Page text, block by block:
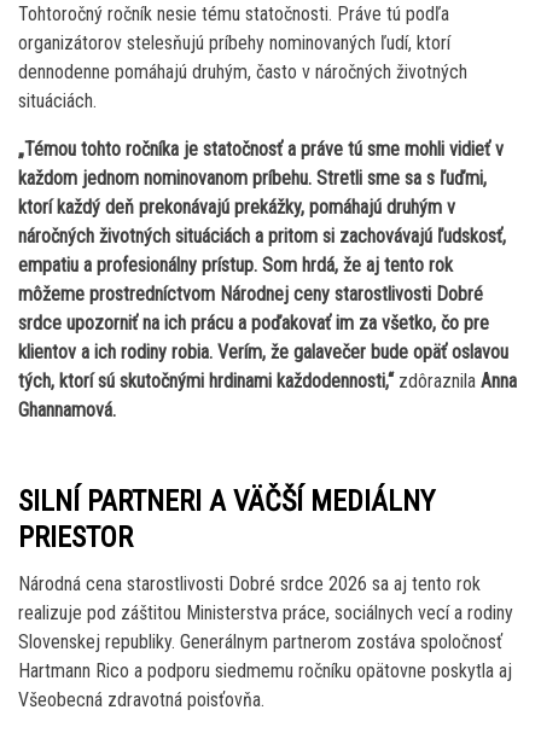
Tohtoročný ročník nesie tému statočnosti. Práve tú podľa
organizátorov stelesňujú príbehy nominovaných ľudí, ktorí
dennodenne pomáhajú druhým, často v náročných životných
situáciách.
„Témou tohto ročníka je statočnosť a práve tú sme mohli vidieť v
každom jednom nominovanom príbehu. Stretli sme sa s ľuďmi,
ktorí každý deň prekonávajú prekážky, pomáhajú druhým v
náročných životných situáciách a pritom si zachovávajú ľudskosť,
empatiu a profesionálny prístup. Som hrdá, že aj tento rok
môžeme prostredníctvom Národnej ceny starostlivosti Dobré
srdce upozorniť na ich prácu a poďakovať im za všetko, čo pre
klientov a ich rodiny robia. Verím, že galavečer bude opäť oslavou
tých, ktorí sú skutočnými hrdinami každodennosti,“zdôraznila Anna
Ghannamová.
SILNÍ PARTNERI A VÄČŠÍ MEDIÁLNY
PRIESTOR
Národná cena starostlivosti Dobré srdce 2026 sa aj tento rok
realizuje pod záštitou Ministerstva práce, sociálnych vecí a rodiny
Slovenskej republiky. Generálnym partnerom zostáva spoločnosť
Hartmann Rico a podporu siedmemu ročníku opätovne poskytla aj
Všeobecná zdravotná poisťovňa.